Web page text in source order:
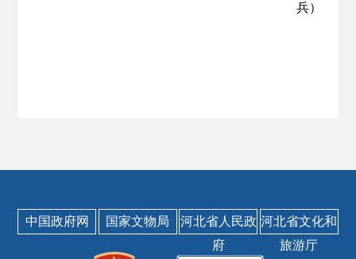
兵）
中国政府网 国家文物局
河北省人民政
府
河北省文化和
旅游厅